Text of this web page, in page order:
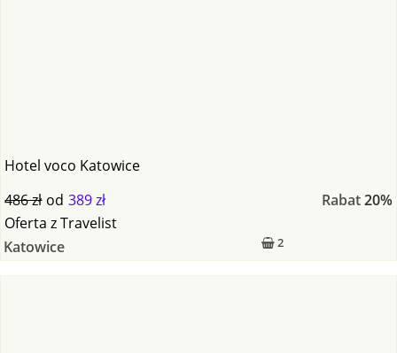
Hotel voco Katowice
486 zł od 389 zł Rabat20%
2
Oferta zTravelist
Katowice